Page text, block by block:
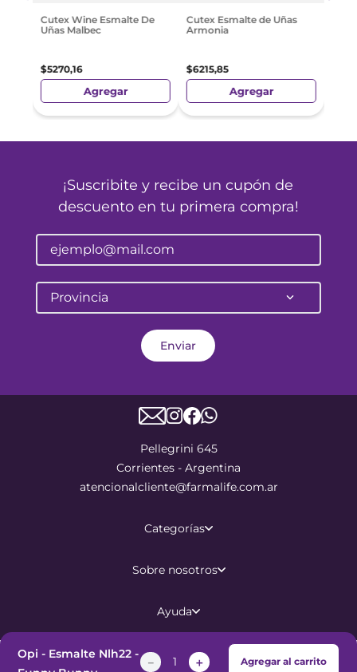
Opi - Esmalte Nlh22 -
＋
－ Agregar al carrito
Cutex Wine Esmalte De
Uñas Malbec
$5270,16
Agregar
Cutex Esmalte de Uñas
Armonia
$6215,85
Agregar
¡Suscribite y recibe un cupón de
descuento en tu primera compra!
Provincia
Enviar
Pellegrini 645
Corrientes - Argentina
atencionalcliente@farmalife.com.ar
Categorías
Sobre nosotros
Ayuda